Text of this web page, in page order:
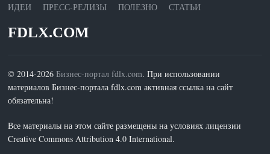
ИДЕИ
ПРЕСС-РЕЛИЗЫ ПОЛЕЗНО СТАТЬИ
FDLX.COM
© 2014-2026 Бизнес-портал fdlx.com. При использовании
материалов Бизнес-портала fdlx.com активная ссылка на сайт
обязательна!
Все материалы на этом сайте размещены на условиях лицензии
Creative Commons Attribution 4.0 International.